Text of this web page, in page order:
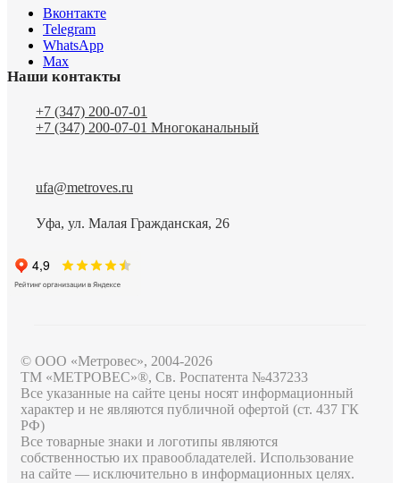
Вконтакте
Telegram
WhatsApp
Max
Наши контакты
+7 (347) 200-07-01
+7 (347) 200-07-01 Многоканальный
ufa@metroves.ru
Уфа, ул. Малая Гражданская, 26
© ООО «Метровес», 2004-2026
ТМ «МЕТРОВЕС»®, Св. Роспатента №4​3​7​2​3​3
Все указанные на сайте цены носят информационный
характер и не являются публичной офертой (ст. 437 ГК
РФ)
Все товарные знаки и логотипы являются
собственностью их правообладателей. Использование
на сайте — исключительно в информационных целях.